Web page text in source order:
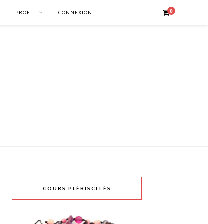
PROFIL CONNEXION 0
COURS PLÉBISCITÉS